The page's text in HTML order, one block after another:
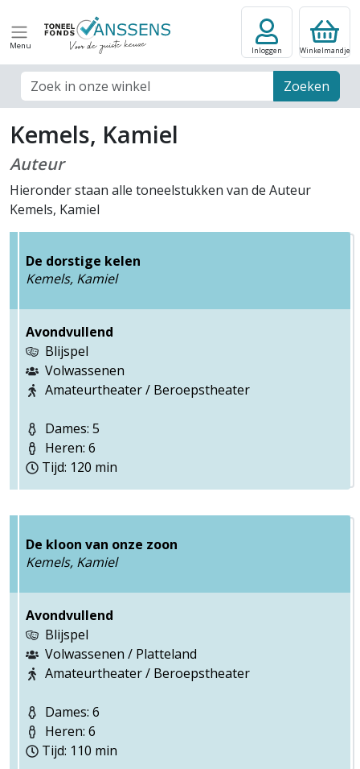
Menu
Zoek veld Zoeken
Inloggen Winkelmandje
Kemels, Kamiel
Auteur
Hieronder staan alle toneelstukken van de Auteur
Kemels, Kamiel
De dorstige kelen
Kemels, Kamiel
Avondvullend
Blijspel
Volwassenen
Amateurtheater / Beroepstheater
Dames: 5
Heren: 6
Tijd: 120 min
De kloon van onze zoon
Kemels, Kamiel
Avondvullend
Blijspel
Volwassenen / Platteland
Amateurtheater / Beroepstheater
Dames: 6
Heren: 6
Tijd: 110 min